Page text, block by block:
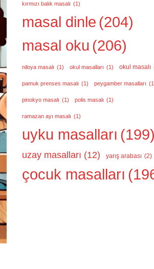
kırmızı balık masalı (1)
masal dinle (204)
masal oku (206)
niloya masalı (1) okul masalları (1) okul masalı
pamuk prenses masalı (1) peygamber masalları
pinokyo masalı (1) polis masalı (1)
ramazan ayı masalı (1)
uyku masalları (199)
uzay masalları (12) yarış arabası (2)
çocuk masalları